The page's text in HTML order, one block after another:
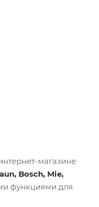
магазине
Bosch, Mie,
функциями для